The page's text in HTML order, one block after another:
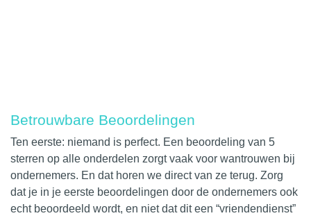
Betrouwbare Beoordelingen
Ten eerste: niemand is perfect. Een beoordeling van 5
sterren op alle onderdelen zorgt vaak voor wantrouwen bij
ondernemers. En dat horen we direct van ze terug. Zorg
dat je in je eerste beoordelingen door de ondernemers ook
echt beoordeeld wordt, en niet dat dit een “vriendendienst”